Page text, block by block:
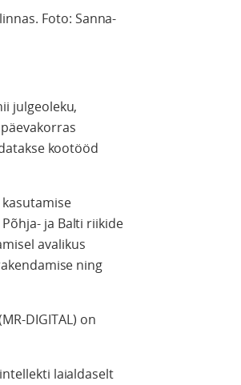
Foto: Sanna-
julgeoleku,
kootööd
ja Balti riikide
avalikus
ning
DIGITAL) on
laialdaselt